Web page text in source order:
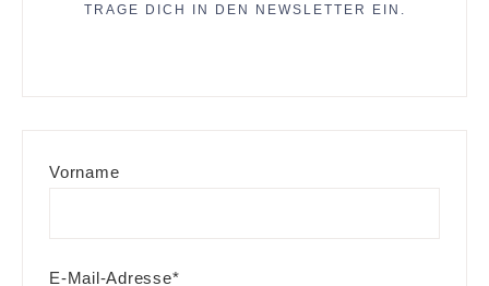
TRAGE DICH IN DEN NEWSLETTER EIN.
Vorname
E-Mail-Adresse*